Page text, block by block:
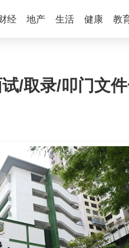
经 地产 生活 健康 教
/取录/叩门文